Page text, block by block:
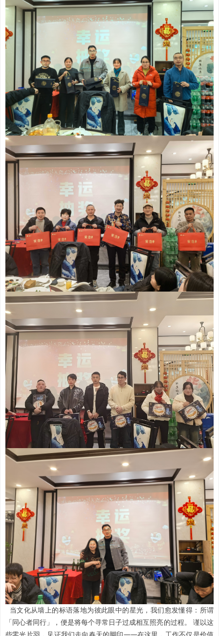
当文化从墙上的标语落地为彼此眼中的星光，我们愈发懂得：所谓
「同心者同行」，便是将每个寻常日子过成相互照亮的过程。
谨以这